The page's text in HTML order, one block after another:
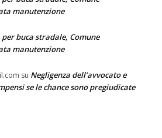
manutenzione
per buca stradale, Comune
manutenzione
su Negligenza dell’avvocato e
se le chance sono pregiudicate